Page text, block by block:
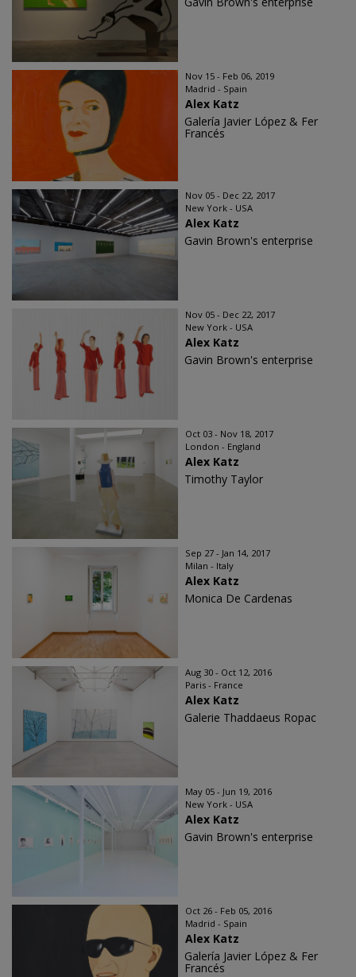
Nov 15 - Feb 06, 2019
Madrid - Spain
Alex Katz
Galería Javier López & Fer
Francés
Nov 05 - Dec 22, 2017
New York - USA
Alex Katz
Gavin Brown's enterprise
Nov 05 - Dec 22, 2017
New York - USA
Alex Katz
Gavin Brown's enterprise
Oct 03 - Nov 18, 2017
London - England
Alex Katz
Timothy Taylor
Sep 27 - Jan 14, 2017
Milan - Italy
Alex Katz
Monica De Cardenas
Aug 30 - Oct 12, 2016
Paris - France
Alex Katz
Galerie Thaddaeus Ropac
May 05 - Jun 19, 2016
New York - USA
Alex Katz
Gavin Brown's enterprise
Oct 26 - Feb 05, 2016
Madrid - Spain
Alex Katz
Galería Javier López & Fer
Francés